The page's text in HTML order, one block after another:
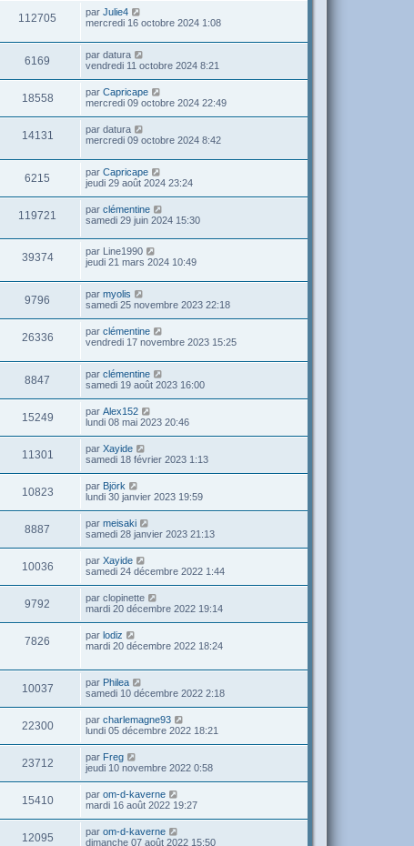
112705 par Julie4
mercredi 16 octobre 2024 1:08
6169 par datura
vendredi 11 octobre 2024 8:21
18558 par Capricape
mercredi 09 octobre 2024 22:49
14131 par datura
mercredi 09 octobre 2024 8:42
6215 par Capricape
jeudi 29 août 2024 23:24
119721 par clémentine
samedi 29 juin 2024 15:30
39374 par
Line1990
jeudi 21 mars 2024 10:49
9796 par myolis
samedi 25 novembre 2023 22:18
26336 par clémentine
vendredi 17 novembre 2023 15:25
8847 par clémentine
samedi 19 août 2023 16:00
15249 par Alex152
lundi 08 mai 2023 20:46
11301 par Xayide
samedi 18 février 2023 1:13
10823 par Björk
lundi 30 janvier 2023 19:59
8887 par meisaki
samedi 28 janvier 2023 21:13
10036 par Xayide
samedi 24 décembre 2022 1:44
9792 par clopinette
mardi 20 décembre 2022 19:14
7826 par lodiz
mardi 20 décembre 2022 18:24
10037 par Philea
samedi 10 décembre 2022 2:18
22300 par charlemagne93
lundi 05 décembre 2022 18:21
23712 par Freg
jeudi 10 novembre 2022 0:58
15410 par om-d-kaverne
mardi 16 août 2022 19:27
12095 par om-d-kaverne
dimanche 07 août 2022 15:50